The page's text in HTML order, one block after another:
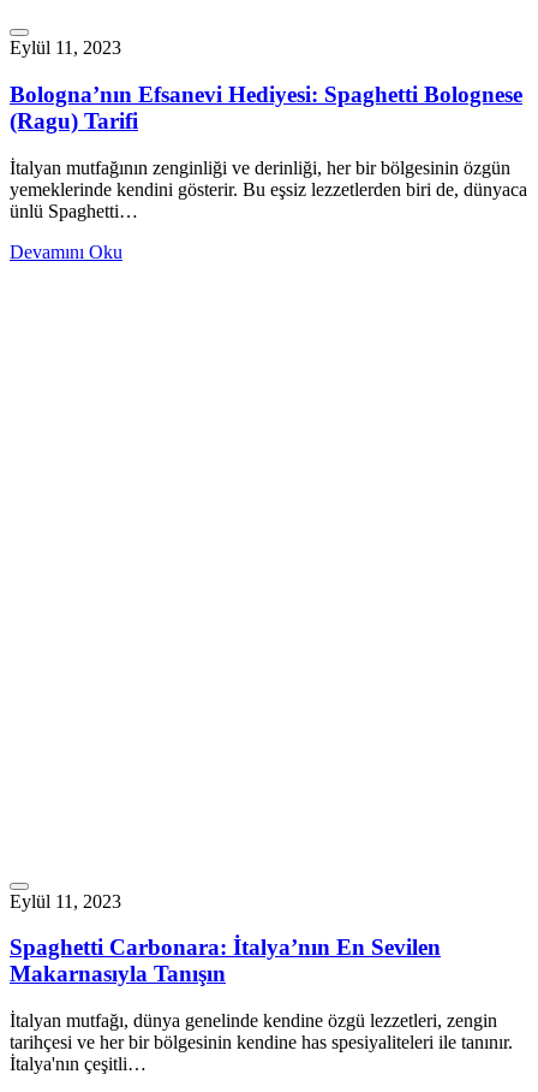
Eylül 11, 2023
Bologna’nın Efsanevi Hediyesi: Spaghetti Bolognese
(Ragu) Tarifi
İtalyan mutfağının zenginliği ve derinliği, her bir bölgesinin özgün
yemeklerinde kendini gösterir. Bu eşsiz lezzetlerden biri de, dünyaca
ünlü Spaghetti…
Devamını Oku
Eylül 11, 2023
Spaghetti Carbonara: İtalya’nın En Sevilen
Makarnasıyla Tanışın
İtalyan mutfağı, dünya genelinde kendine özgü lezzetleri, zengin
tarihçesi ve her bir bölgesinin kendine has spesiyaliteleri ile tanınır.
İtalya'nın çeşitli…